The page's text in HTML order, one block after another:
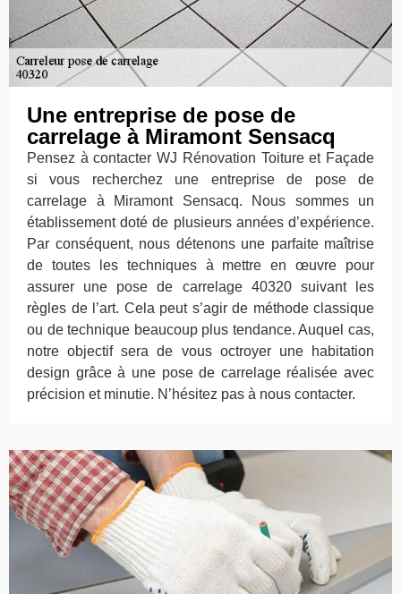
Une entreprise de pose de
carrelage à Miramont Sensacq
Pensez à contacter WJ Rénovation Toiture et Façade
si vous recherchez une entreprise de pose de
carrelage à Miramont Sensacq. Nous sommes un
établissement doté de plusieurs années d’expérience.
Par conséquent, nous détenons une parfaite maîtrise
de toutes les techniques à mettre en œuvre pour
assurer une pose de carrelage 40320 suivant les
règles de l’art. Cela peut s’agir de méthode classique
ou de technique beaucoup plus tendance. Auquel cas,
notre objectif sera de vous octroyer une habitation
design grâce à une pose de carrelage réalisée avec
précision et minutie. N’hésitez pas à nous contacter.